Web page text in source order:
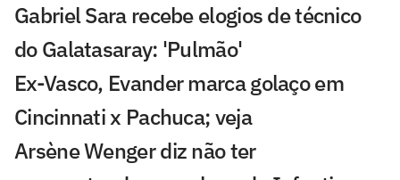
Gabriel Sara recebe elogios de técnico
do Galatasaray: 'Pulmão'
Ex-Vasco, Evander marca golaço em
Cincinnati x Pachuca; veja
Arsène Wenger diz não ter